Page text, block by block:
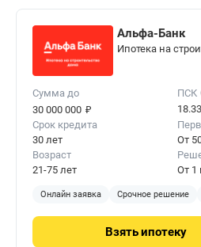
Альфа-Банк
Ипотека на
Сумма до
30 000 000 ₽
ПСК
Срок кредита
30 лет
От
Возраст
21-75 лет
От 1
Онлайн заявка Срочное решение
Взятьипотеку